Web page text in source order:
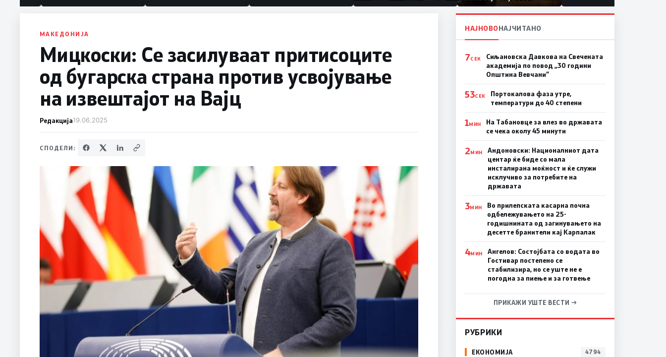
половина тунел во слепа
првачиња помалку
МАКЕДОНИЈА
Мицкоски: Се засилуваат притисоците
од бугарска страна против усвојување
на извештајот на Вајц
Редакција19.06.2025
СПОДЕЛИ:
НАЈНОВОНАЈЧИТАНО
7СЕК
Сиљановска Давкова на Свечената
академија по повод „30 години
Општина Вевчани“
53СЕК
Портокалова фаза утре,
температури до 40 степени
1МИН
На Табановце за влез во државата
се чека околу 45 минути
2МИН
Андоновски: Националниот дата
центар ќе биде со мала
инсталирана моќност и ќе служи
исклучиво за потребите на
државата
3МИН
Во прилепската касарна почна
одбележувањето на 25-
годишнината од загинувањето на
десетте бранители кај Карпалак
4МИН
Ангелов: Состојбата со водата во
Гостивар постепено се
стабилизира, но се уште не е
погодна за пиење и за готвење
ПРИКАЖИ УШТЕ ВЕСТИ →
РУБРИКИ
ЕКОНОМИЈА 4794